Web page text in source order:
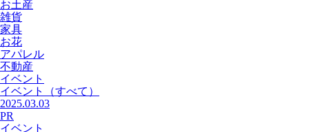
お土産
雑貨
家具
お花
アパレル
不動産
イベント
イベント
（すべて）
2025.03.03
PR
イベント